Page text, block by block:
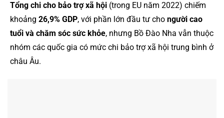
Tổng chi cho bảo trợ xã hội (trong EU năm 2022) chiếm
khoảng 26,9% GDP, với phần lớn đầu tư cho người cao
tuổi và chăm sóc sức khỏe, nhưng Bồ Đào Nha vẫn thuộc
nhóm các quốc gia có mức chi bảo trợ xã hội trung bình ở
châu Âu.